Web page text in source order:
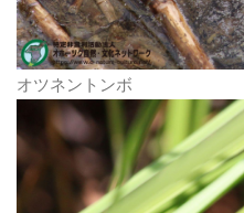
オツネントンボ